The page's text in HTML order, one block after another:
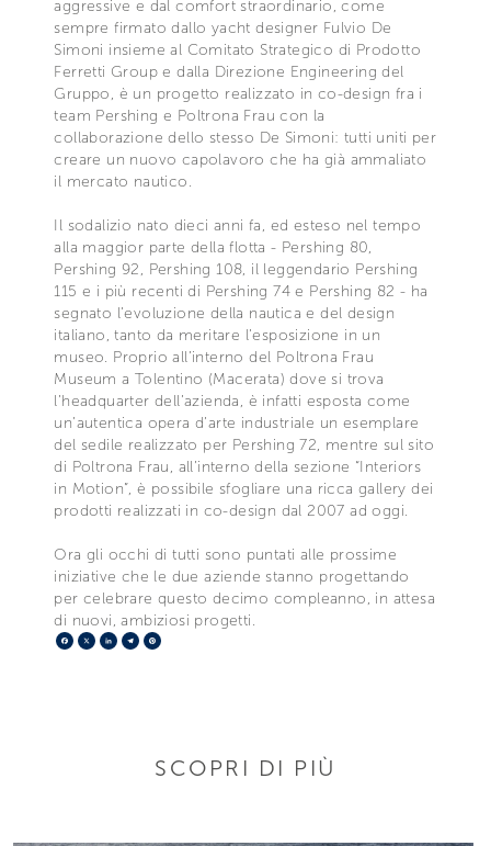
aggressive e dal comfort straordinario, come
sempre firmato dallo yacht designer Fulvio De
Simoni insieme al Comitato Strategico di Prodotto
Ferretti Group e dalla Direzione Engineering del
Gruppo, è un progetto realizzato in co-design fra i
team Pershing e Poltrona Frau con la
collaborazione dello stesso De Simoni: tutti uniti per
creare un nuovo capolavoro che ha già ammaliato
il mercato nautico.
Il sodalizio nato dieci anni fa, ed esteso nel tempo
alla maggior parte della flotta - Pershing 80,
Pershing 92, Pershing 108, il leggendario Pershing
115 e i più recenti di Pershing 74 e Pershing 82 - ha
segnato l’evoluzione della nautica e del design
italiano, tanto da meritare l’esposizione in un
museo. Proprio all’interno del Poltrona Frau
Museum a Tolentino (Macerata) dove si trova
l’headquarter dell’azienda, è infatti esposta come
un’autentica opera d’arte industriale un esemplare
del sedile realizzato per Pershing 72, mentre sul sito
di Poltrona Frau, all’interno della sezione “Interiors
in Motion”, è possibile sfogliare una ricca gallery dei
prodotti realizzati in co-design dal 2007 ad oggi.
Ora gli occhi di tutti sono puntati alle prossime
iniziative che le due aziende stanno progettando
per celebrare questo decimo compleanno, in attesa
di nuovi, ambiziosi progetti.
Facebook
X LinkedIn
Telegram
SCOPRI DI PIÙ